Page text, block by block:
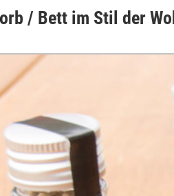
/ Bett im Stil der